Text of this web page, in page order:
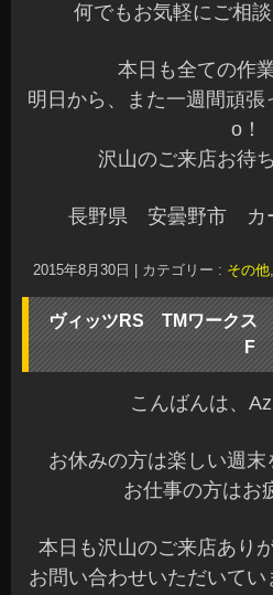
何でもお気軽にご相
本日も全ての作
明日から、また一週間頑張
o！
沢山のご来店お待
長野県 安曇野市 カ
2015年8月30日 カテゴリー : その他,
ヴィッツRS TMワーク
F
こんばんは、
お休みの方は楽しい週末
お仕事の方はお
本日も沢山のご来店あり
お問い合わせいただいて